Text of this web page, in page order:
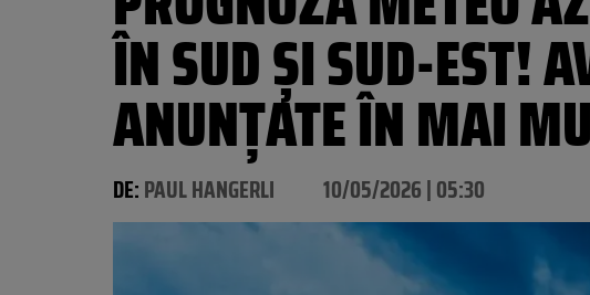
ÎN SUD ȘI SUD-EST!
ANUNȚATE ÎN MAI
DE:PAUL HANGERLI 10/05/2026 | 05:30